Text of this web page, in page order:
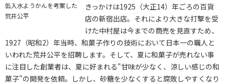
缶入水ようかんを考案した
荒井公平
きっかけは1925（大正14）年ごろの百貨
店の新宿出店。それにより大きな打撃を受
けた中村屋は今までの商売を見直すため、
1927（昭和2）年当時、和菓子作りの技術において日本一の職人と
いわれた荒井公平を招聘します。そして、夏に和菓子が売れない事
に注目した創業者は、夏に好まれる"甘味が少なく、涼しい感じの和
菓子"の開発を依頼。しかし、砂糖を少なくすると腐敗しやすくなり